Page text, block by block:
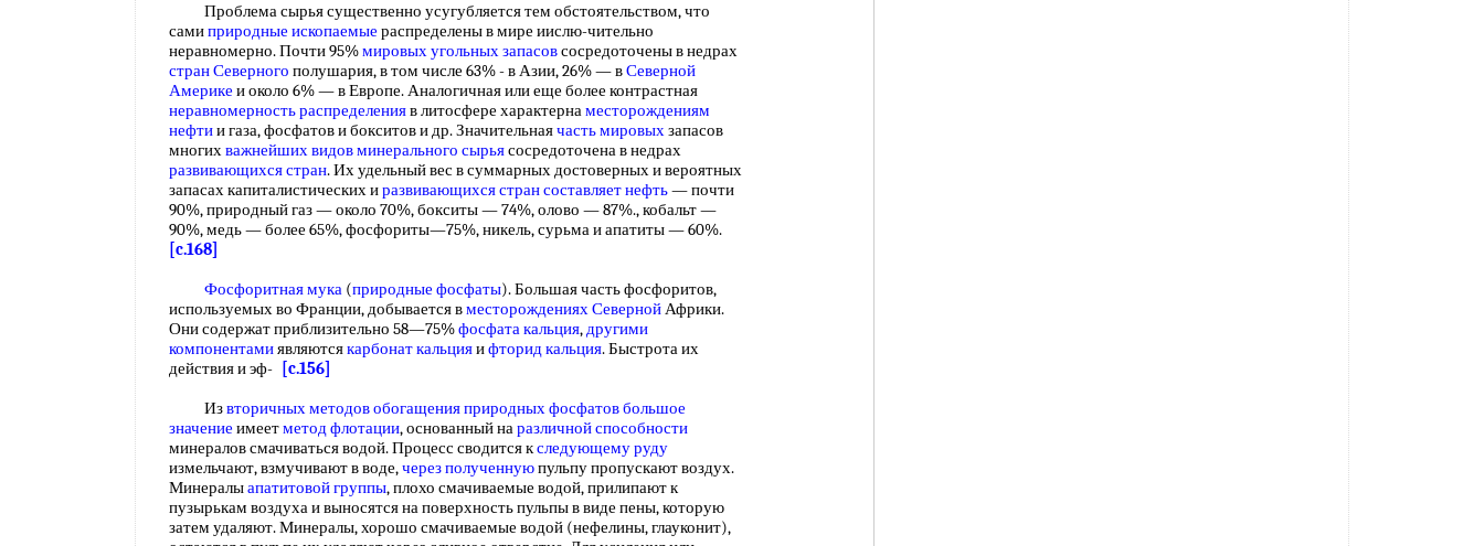
Проблема сырья существенно усугубляется тем обстоятельством, что
самиприродные ископаемые распределены в мире иислю-чительно
неравномерно. Почти 95%мировых угольных запасовсосредоточены в недрах
стран Северного полушария, в том числе 63% - в Азии, 26% — вСеверной
Америке и около 6% — в Европе. Аналогичная или еще более контрастная
неравномерность распределенияв литосфере характернаместорождениям
нефтии газа, фосфатов и бокситов и др. Значительнаячасть мировыхзапасов
многихважнейших видов минерального сырьясосредоточена в недрах
развивающихся стран. Их удельный вес в суммарных достоверных и вероятных
запасах капиталистических иразвивающихся странсоставляет нефть— почти
90%, природный газ — около 70%, бокситы — 74%, олово — 87%., кобальт —
90%, медь — более 65%, фосфориты—75%, никель, сурьма и апатиты — 60%.
[c.168]
Фосфоритная мука (природные фосфаты). Большая часть фосфоритов,
используемых во Франции, добывается вместорождениях СевернойАфрики.
Они содержат приблизительно 58—75%фосфата кальция,другими
компонентамиявляютсякарбонат кальцияифторид кальция. Быстрота их
действия и эф-
[c.156]
Извторичных методовобогащения природных фосфатовбольшое
значение имеетметод флотации, основанный наразличной способности
минералов смачиваться водой. Процесс сводится кследующему руду
измельчают, взмучивают в воде,через полученнуюпульпу пропускают воздух.
Минералыапатитовой группы, плохо смачиваемые водой, прилипают к
пузырькам воздуха и выносятся на поверхность пульпы в виде пены, которую
затем удаляют. Минералы, хорошо смачиваемые водой (нефелины, глауконит),